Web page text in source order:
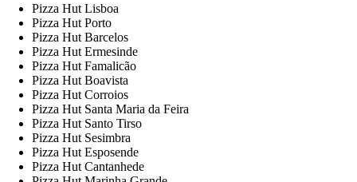
Pizza Hut Lisboa
Pizza Hut Porto
Pizza Hut Barcelos
Pizza Hut Ermesinde
Pizza Hut Famalicão
Pizza Hut Boavista
Pizza Hut Corroios
Pizza Hut Santa Maria da Feira
Pizza Hut Santo Tirso
Pizza Hut Sesimbra
Pizza Hut Esposende
Pizza Hut Cantanhede